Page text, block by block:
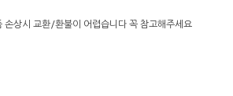
손상시 교환/환불이 어렵습니다 꼭 참고해주세요